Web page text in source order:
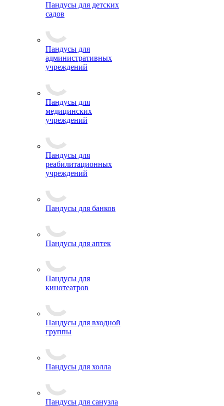
Пандусы для детских
садов
Пандусы для
административных
учреждений
Пандусы для
медицинских
учреждений
Пандусы для
реабилитационных
учреждений
Пандусы для банков
Пандусы для аптек
Пандусы для
кинотеатров
Пандусы для входной
группы
Пандусы для холла
Пандусы для санузла